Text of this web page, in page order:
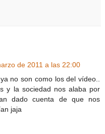
de 2011 a las 22:00
no son como los del vídeo..
y la sociedad nos alaba por
dado cuenta de que nos
jaja